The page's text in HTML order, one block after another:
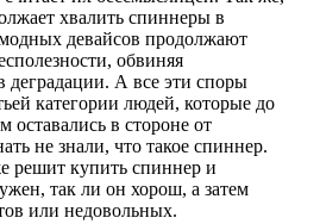
хвалить спиннеры в
девайсов продолжают
обвиняя
А все эти споры
категории людей, которые до
оставались в стороне от
не знали, что такое спиннер.
решит купить спиннер и
так ли он хорош, а затем
или недовольных.